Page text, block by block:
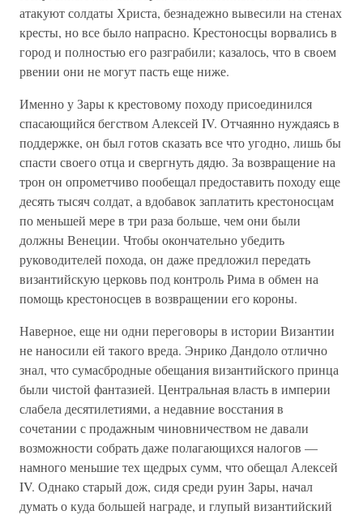
атакуют солдаты Христа, безнадежно вывесили на стенах
кресты, но все было напрасно. Крестоносцы ворвались в
город и полностью его разграбили; казалось, что в своем
рвении они не могут пасть еще ниже.
Именно у Зары к крестовому походу присоединился
спасающийся бегством Алексей IV. Отчаянно нуждаясь в
поддержке, он был готов сказать все что угодно, лишь бы
спасти своего отца и свергнуть дядю. За возвращение на
трон он опрометчиво пообещал предоставить походу еще
десять тысяч солдат, а вдобавок заплатить крестоносцам
по меньшей мере в три раза больше, чем они были
должны Венеции. Чтобы окончательно убедить
руководителей похода, он даже предложил передать
византийскую церковь под контроль Рима в обмен на
помощь крестоносцев в возвращении его короны.
Наверное, еще ни одни переговоры в истории Византии
не наносили ей такого вреда. Энрико Дандоло отлично
знал, что сумасбродные обещания византийского принца
были чистой фантазией. Центральная власть в империи
слабела десятилетиями, а недавние восстания в
сочетании с продажным чиновничеством не давали
возможности собрать даже полагающихся налогов —
намного меньшие тех щедрых сумм, что обещал Алексей
IV. Однако старый дож, сидя среди руин Зары, начал
думать о куда большей награде, и глупый византийский